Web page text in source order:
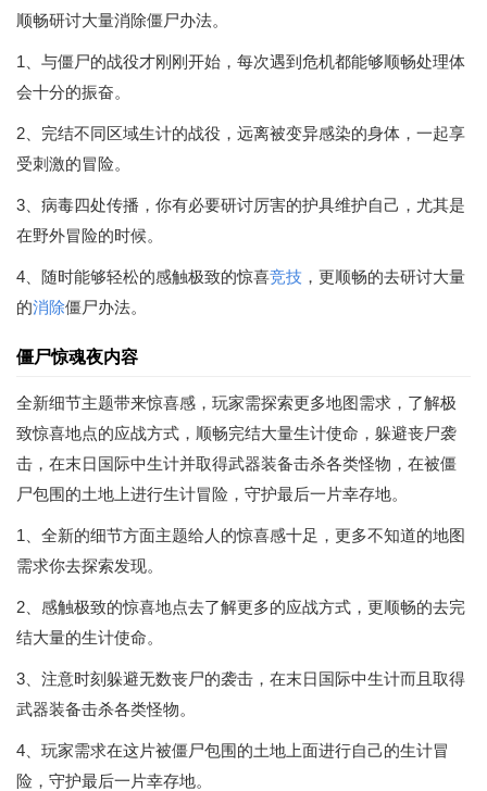
顺畅研讨大量消除僵尸办法。
1、与僵尸的战役才刚刚开始，每次遇到危机都能够顺畅处理体
会十分的振奋。
2、完结不同区域生计的战役，远离被变异感染的身体，一起享
受刺激的冒险。
3、病毒四处传播，你有必要研讨厉害的护具维护自己，尤其是
在野外冒险的时候。
4、随时能够轻松的感触极致的惊喜竞技 ，更顺畅的去研讨大量
的消除僵尸办法。
僵尸惊魂夜内容
全新细节主题带来惊喜感，玩家需探索更多地图需求，了解极
致惊喜地点的应战方式，顺畅完结大量生计使命，躲避丧尸袭
击，在末日国际中生计并取得武器装备击杀各类怪物，在被僵
尸包围的土地上进行生计冒险，守护最后一片幸存地。
1、全新的细节方面主题给人的惊喜感十足，更多不知道的地图
需求你去探索发现。
2、感触极致的惊喜地点去了解更多的应战方式，更顺畅的去完
结大量的生计使命。
3、注意时刻躲避无数丧尸的袭击，在末日国际中生计而且取得
武器装备击杀各类怪物。
4、玩家需求在这片被僵尸包围的土地上面进行自己的生计冒
险，守护最后一片幸存地。